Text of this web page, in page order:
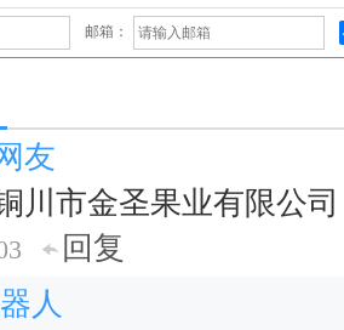
邮箱：
友
川市金圣果业有限公司
回复
人